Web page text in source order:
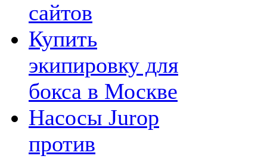
сайтов
Купить
экипировку для
бокса в Москве
Насосы Jurop
против